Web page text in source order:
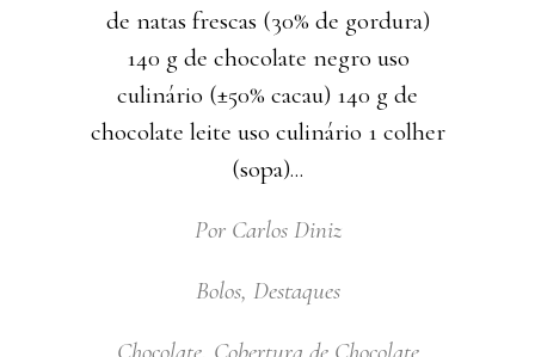
de natas frescas (30% de gordura)
140 g de chocolate negro uso
culinário (±50% cacau) 140 g de
chocolate leite uso culinário 1 colher
(sopa)
Por Carlos Diniz
Bolos, Destaques